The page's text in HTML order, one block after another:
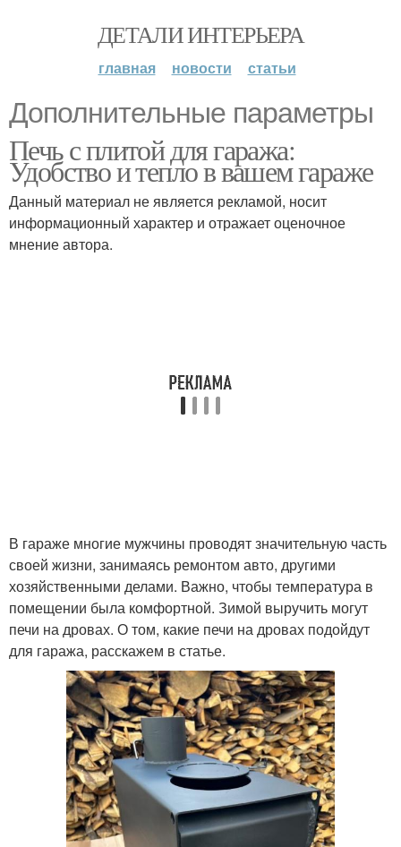
ДЕТАЛИ ИНТЕРЬЕРА
главная новости статьи
Дополнительные параметры
Печь с плитой для гаража:
Удобство и тепло в вашем гараже
Данный материал не является рекламой, носит
информационный характер и отражает оценочное
мнение автора.
В гараже многие мужчины проводят значительную часть
своей жизни, занимаясь ремонтом авто, другими
хозяйственными делами. Важно, чтобы температура в
помещении была комфортной. Зимой выручить могут
печи на дровах. О том, какие печи на дровах подойдут
для гаража, расскажем в статье.